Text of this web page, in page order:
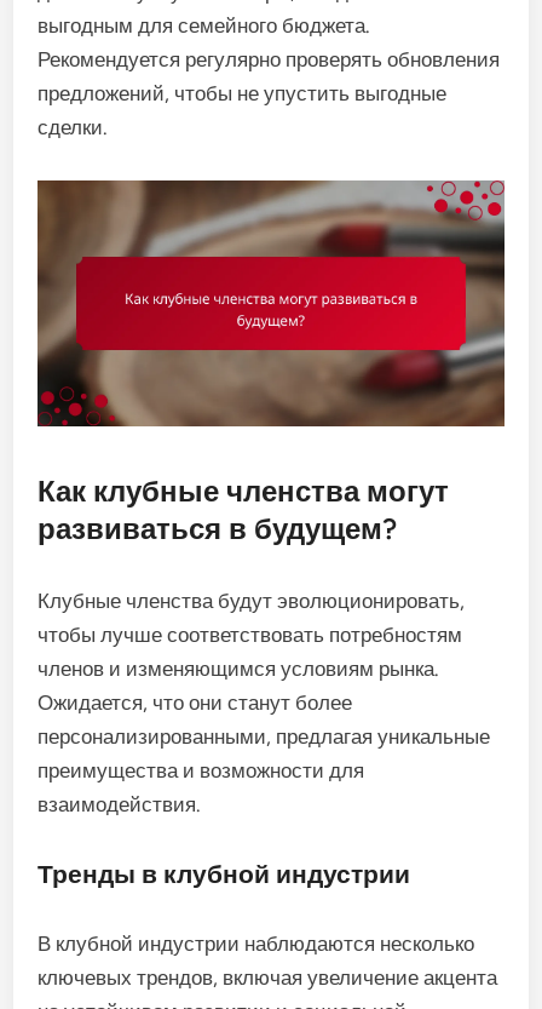
выгодным для семейного бюджета.
Рекомендуется регулярно проверять обновления
предложений, чтобы не упустить выгодные
сделки.
Как клубные членства могут
развиваться в будущем?
Клубные членства будут эволюционировать,
чтобы лучше соответствовать потребностям
членов и изменяющимся условиям рынка.
Ожидается, что они станут более
персонализированными, предлагая уникальные
преимущества и возможности для
взаимодействия.
Тренды в клубной индустрии
В клубной индустрии наблюдаются несколько
ключевых трендов, включая увеличение акцента